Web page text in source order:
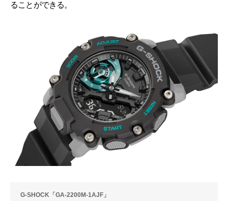
ることができる。
G-SHOCK「GA-2200M-1AJF」